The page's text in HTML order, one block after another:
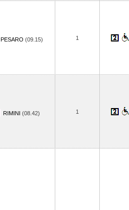
PESARO (09.15) 1
RIMINI (08.42) 1